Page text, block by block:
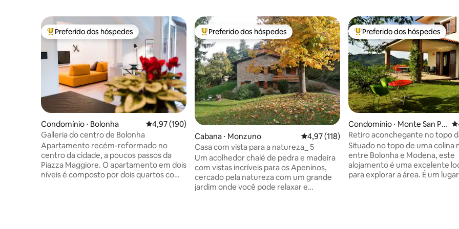
Entre os melhores preferidos dos hóspedes
Preferido dos hóspedes
Condomínio ⋅ Bolonha 4,97 de uma avaliação média de 5, 190 avaliações
4,97 (190)
Galleria do centro de Bolonha
Apartamento recém-reformado no
centro da cidade, a poucos passos da
Piazza Maggiore. O apartamento em dois
níveis é composto por dois quartos com
Entre os melhores preferidos dos hóspedes
Preferido dos hóspedes
Cabana ⋅ Monzuno 4,97 de uma avaliação média de 5, 118
4,97 (118)
Casa com vista para a natureza_ 5
Um acolhedor chalé de pedra e madeira
com vistas incríveis para os Apeninos,
cercado pela natureza com um grande
jardim onde você pode relaxar e
Entre os melhores preferidos
Preferido dos hóspedes
Condomínio ⋅ Monte San Pie
tro
Retiro aconchegante no topo
com decoração de meados do
ar-condicionado em todo o
Situado no topo de uma colina
entre Bolonha e Modena, este
alojamento é uma excelente
para explorar a área. É um lugar